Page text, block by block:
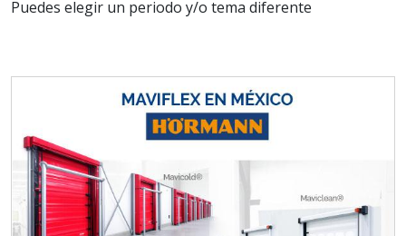
Puedes elegir un periodo y/o tema diferente